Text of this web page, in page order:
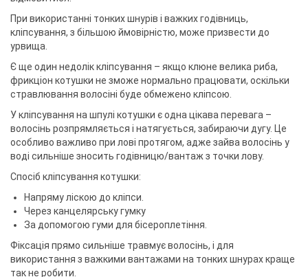
При використанні тонких шнурів і важких годівниць,
кліпсування, з більшою ймовірністю, може призвести до
урвища.
Є ще один недолік кліпсування – якщо клюне велика риба,
фрикціон котушки не зможе нормально працювати, оскільки
стравлювання волосіні буде обмежено кліпсою.
У кліпсування на шпулі котушки є одна цікава перевага –
волосінь розпрямляється і натягується, забираючи дугу. Це
особливо важливо при лові протягом, адже зайва волосінь у
воді сильніше зносить годівницю/вантаж з точки лову.
Спосіб кліпсування котушки:
Напряму ліскою до кліпси.
Через канцелярську гумку
За допомогою гуми для бісероплетіння.
Фіксація прямо сильніше травмує волосінь, і для
використання з важкими вантажами на тонких шнурах краще
так не робити.